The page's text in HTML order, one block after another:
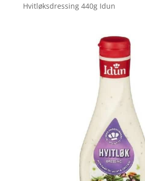
Hvitløksdressing 440g Idun